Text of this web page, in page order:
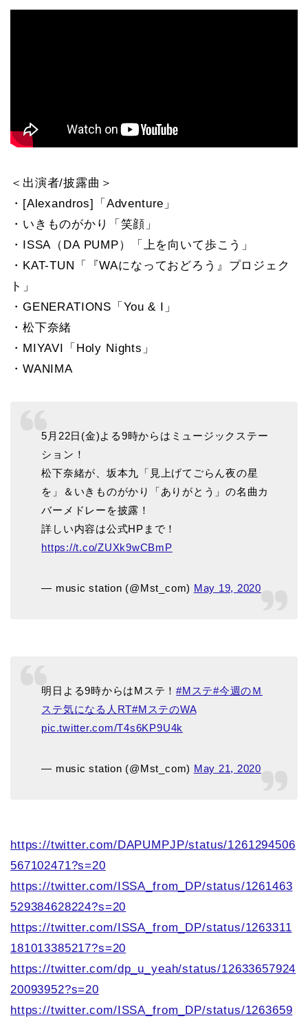
＜出演者/披露曲＞
・[Alexandros]「Adventure」
・いきものがかり「笑顔」
・ISSA（DA PUMP）「上を向いて歩こう」
・KAT-TUN「『WAになっておどろう』プロジェク
ト」
・GENERATIONS「You & I」
・松下奈緒
・MIYAVI「Holy Nights」
・WANIMA
5月22日(金)よる9時からはミュージックステー
ション！
松下奈緒が、坂本九「見上げてごらん夜の星
を」＆いきものがかり「ありがとう」の名曲カ
バーメドレーを披露！
詳しい内容は公式HPまで！
https://t.co/ZUXk9wCBmP
— music station (@Mst_com) May 19, 2020
明日よる9時からはMステ！#Mステ#今週のＭ
ステ気になる人RT#MステのWA
pic.twitter.com/T4s6KP9U4k
— music station (@Mst_com) May 21, 2020
https://twitter.com/DAPUMPJP/status/1261294506
567102471?s=20
https://twitter.com/ISSA_from_DP/status/1261463
529384628224?s=20
https://twitter.com/ISSA_from_DP/status/1263311
181013385217?s=20
https://twitter.com/dp_u_yeah/status/12633657924
20093952?s=20
https://twitter.com/ISSA_from_DP/status/1263659